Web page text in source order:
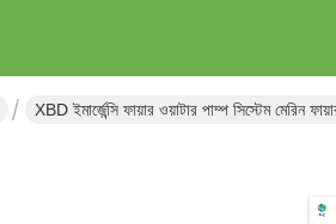
XBD ইমার্জেন্সি ফায়ার ওয়াটার পাম্প সিস্টেম মেরিন